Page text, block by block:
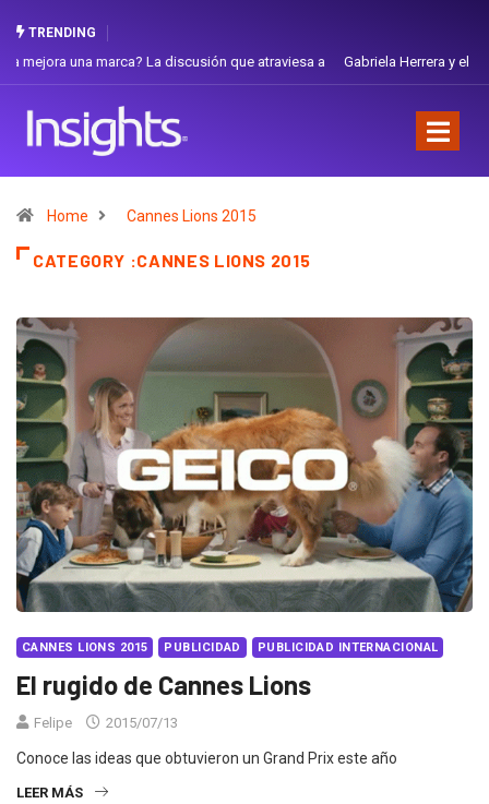
TRENDING
Gabriela Herrera y el arte de cambiarse el sombrero en Corporación
Home Cannes Lions 2015
CATEGORY :CANNES LIONS 2015
CANNES LIONS 2015 PUBLICIDAD PUBLICIDAD INTERNACIONAL
El rugido de Cannes Lions
Felipe 2015/07/13
Conoce las ideas que obtuvieron un Grand Prix este año
LEER MÁS